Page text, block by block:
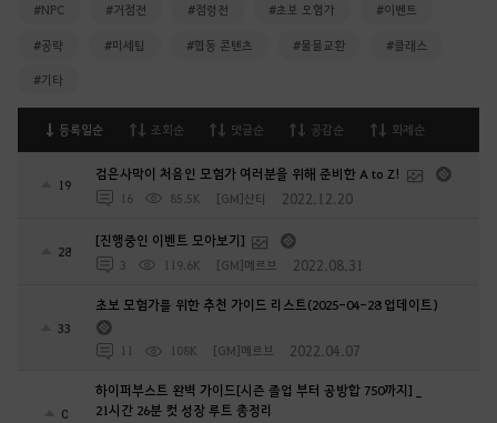
#NPC #거점전 #점령전 #초보 모험가 #이벤트
#공략 #미세팁 #협동 콘텐츠 #물물교환 #클래스
#기타
등록일순 조회순 댓글순 공감순 화제순
19
검은사막이 처음인 모험가 여러분을 위해 준비한 A to Z!
16 85.5K [GM]샨티 2022.12.20
28
[진행중인 이벤트 모아보기]
3 119.6K [GM]메르브 2022.08.31
33
초보 모험가를 위한 추천 가이드 리스트(2025-04-28 업데이트)
11 108K [GM]메르브 2022.04.07
0
하이퍼부스트 완벽 가이드[시즌 졸업 부터 공방합 750까지] _
21시간 26분 컷 성장 루트 총정리